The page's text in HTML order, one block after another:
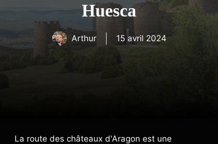
Huesca
Arthur 15 avril 2024
La route des châteaux d'Aragon est une